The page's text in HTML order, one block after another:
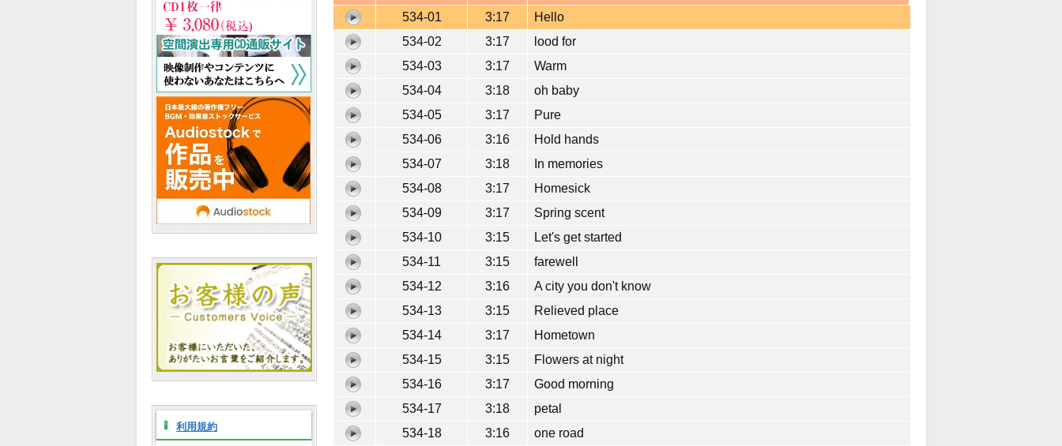
534-01
3:17
Hello
534-02
3:17
lood for
534-03
3:17
Warm
534-04
3:18
oh baby
534-05
3:17
Pure
534-06
3:16
Hold hands
534-07
3:18
In memories
534-08
3:17
Homesick
534-09
3:17
Spring scent
534-10
3:15
Let's get started
534-11
3:15
farewell
534-12
3:16
A city you don't know
534-13
3:15
Relieved place
534-14
3:17
Hometown
534-15
3:15
Flowers at night
534-16
3:17
Good morning
534-17
3:18
petal
534-18
3:16 one road
利用規約